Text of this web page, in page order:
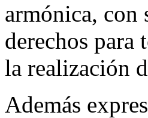
armónica, con
derechos para
la realización
Además